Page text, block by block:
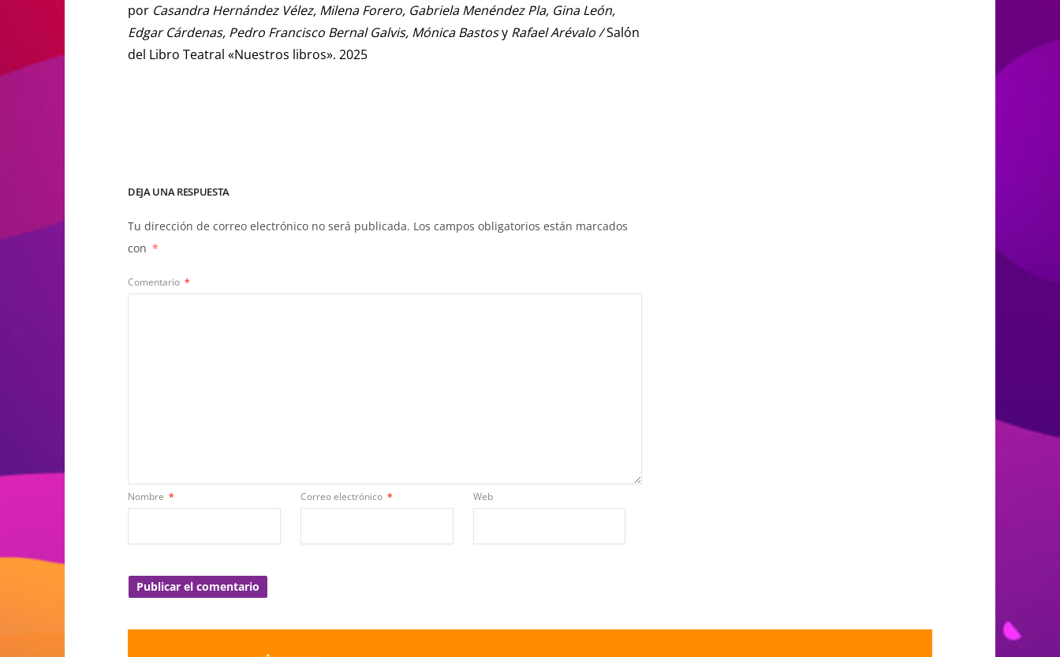
por Casandra Hernández Vélez, Milena Forero, Gabriela Menéndez Pla, Gina León,
Edgar Cárdenas, Pedro Francisco Bernal Galvis, Mónica Bastosy Rafael Arévalo /Salón
del Libro Teatral «Nuestros libros». 2025
DEJA UNA RESPUESTA
Tu dirección de correo electrónico no será publicada. Los campos obligatorios están marcados
con *
Comentario *
Nombre * Correo electrónico * Web